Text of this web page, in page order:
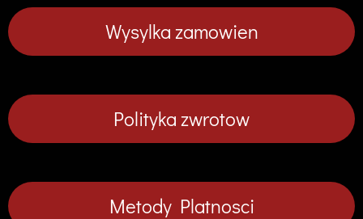
Wysylka zamowien
Polityka zwrotow
Metody Platnosci